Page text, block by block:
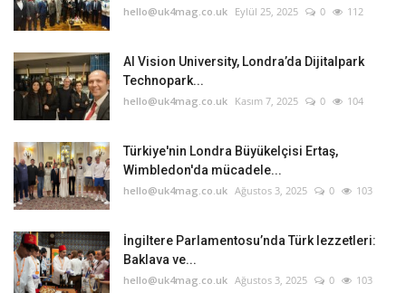
hello@uk4mag.co.uk Eylül 25, 2025 0 112
AI Vision University, Londra’da Dijitalpark
Technopark...
hello@uk4mag.co.uk Kasım 7, 2025 0 104
Türkiye'nin Londra Büyükelçisi Ertaş,
Wimbledon'da mücadele...
hello@uk4mag.co.uk Ağustos 3, 2025 0 103
İngiltere Parlamentosu’nda Türk lezzetleri:
Baklava ve...
hello@uk4mag.co.uk Ağustos 3, 2025 0 103